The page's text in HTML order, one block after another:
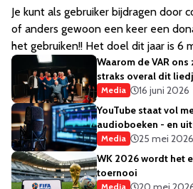
Je kunt als gebruiker bijdragen door
of anders gewoon een keer een
het gebruiken!! Het doel dit jaar is 6
Waarom de VAR
straks overal dit
Media
16 juni 2026
YouTube staat vol
audioboeken - en
Media
25 mei 2026
WK 2026 wordt het
toernooi
Media